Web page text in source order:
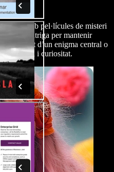
terror amb pel·lícules de misteri
de por i intriga per mantenir
al voltant d’un enigma central o
inquietud i curiositat.